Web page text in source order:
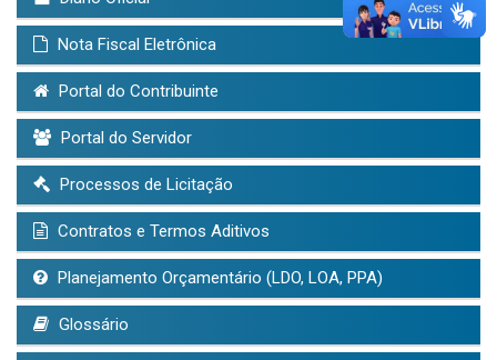
Nota Fiscal Eletrônica
Portal do Contribuinte
Portal do Servidor
Processos de Licitação
Contratos e Termos Aditivos
Planejamento Orçamentário (LDO, LOA, PPA)
Glossário